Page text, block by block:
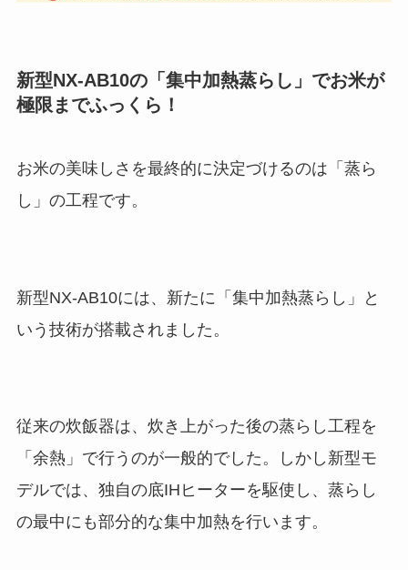
新型NX-AB10の「集中加熱蒸らし」でお米が
極限までふっくら！
お米の美味しさを最終的に決定づけるのは「蒸ら
し」の工程です。
新型NX-AB10には、新たに「集中加熱蒸らし」と
いう技術が搭載されました。
従来の炊飯器は、炊き上がった後の蒸らし工程を
「余熱」で行うのが一般的でした。しかし新型モ
デルでは、独自の底IHヒーターを駆使し、蒸らし
の最中にも部分的な集中加熱を行います。